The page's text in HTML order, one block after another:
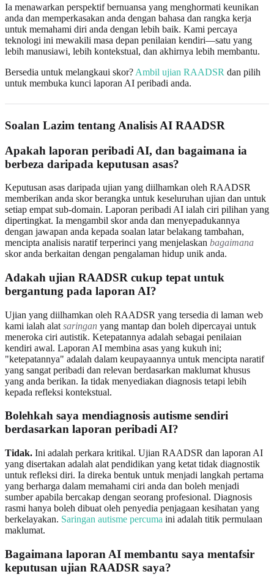
Ia menawarkan perspektif bernuansa yang menghormati keunikan
anda dan memperkasakan anda dengan bahasa dan rangka kerja
untuk memahami diri anda dengan lebih baik. Kami percaya
teknologi ini mewakili masa depan penilaian kendiri—satu yang
lebih manusiawi, lebih kontekstual, dan akhirnya lebih membantu.
Bersedia untuk melangkaui skor? Ambil ujian RAADSR dan pilih
untuk membuka kunci laporan AI peribadi anda.
Soalan Lazim tentang Analisis AI RAADSR
Apakah laporan peribadi AI, dan bagaimana ia
berbeza daripada keputusan asas?
Keputusan asas daripada ujian yang diilhamkan oleh RAADSR
memberikan anda skor berangka untuk keseluruhan ujian dan untuk
setiap empat sub-domain. Laporan peribadi AI ialah ciri pilihan yang
dipertingkat. Ia mengambil skor anda dan menyepadukannya
dengan jawapan anda kepada soalan latar belakang tambahan,
mencipta analisis naratif terperinci yang menjelaskan bagaimana
skor anda berkaitan dengan pengalaman hidup unik anda.
Adakah ujian RAADSR cukup tepat untuk
bergantung pada laporan AI?
Ujian yang diilhamkan oleh RAADSR yang tersedia di laman web
kami ialah alat saringan yang mantap dan boleh dipercayai untuk
meneroka ciri autistik. Ketepatannya adalah sebagai penilaian
kendiri awal. Laporan AI membina asas yang kukuh ini;
"ketepatannya" adalah dalam keupayaannya untuk mencipta naratif
yang sangat peribadi dan relevan berdasarkan maklumat khusus
yang anda berikan. Ia tidak menyediakan diagnosis tetapi lebih
kepada refleksi kontekstual.
Bolehkah saya mendiagnosis autisme sendiri
berdasarkan laporan peribadi AI?
Tidak. Ini adalah perkara kritikal. Ujian RAADSR dan laporan AI
yang disertakan adalah alat pendidikan yang ketat tidak diagnostik
untuk refleksi diri. Ia direka bentuk untuk menjadi langkah pertama
yang berharga dalam memahami ciri anda dan boleh menjadi
sumber apabila bercakap dengan seorang profesional. Diagnosis
rasmi hanya boleh dibuat oleh penyedia penjagaan kesihatan yang
berkelayakan. Saringan autisme percuma ini adalah titik permulaan
maklumat.
Bagaimana laporan AI membantu saya mentafsir
keputusan ujian RAADSR saya?